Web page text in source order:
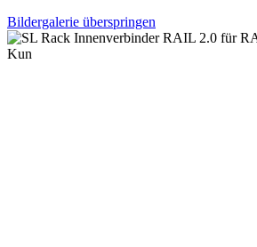
Bildergalerie überspringen